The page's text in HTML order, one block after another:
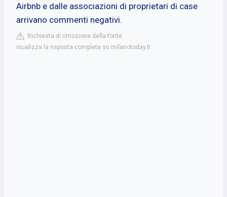
Airbnb e dalle associazioni di proprietari di case
arrivano commenti negativi.
Richiesta di rimozione della fonte
isualizza la risposta completa su milanotoday.it